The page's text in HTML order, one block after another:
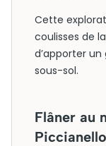
Cette
coulisses de
d’apporter
sous-sol.
Flâner au
Piccianello